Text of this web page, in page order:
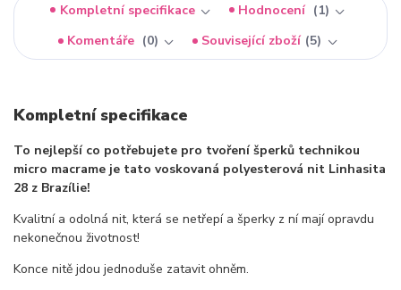
Kompletní specifikace Hodnocení
1
Komentáře
0 Související zboží 5
Kompletní specifikace
To nejlepší co potřebujete pro tvoření šperků technikou
micro macrame je tato voskovaná polyesterová nit Linhasita
28 z Brazílie!
Kvalitní a odolná nit, která se netřepí a šperky z ní mají opravdu
nekonečnou životnost!
Konce nitě jdou jednoduše zatavit ohněm.